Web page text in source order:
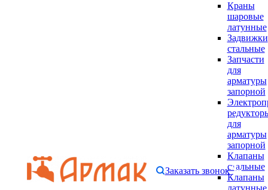
Краны
шаровые
латунные
Задвижки
стальные
Запчасти
для
арматуры
запорной
для
арматуры
запорной
Клапаны
стальные
Клапаны
латунные
Заказать звонок